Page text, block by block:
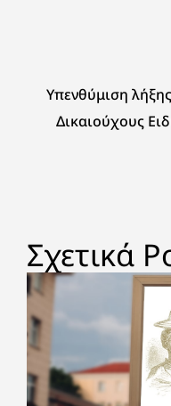
Υπενθύμιση
Δικαιούχους
Σχετικά